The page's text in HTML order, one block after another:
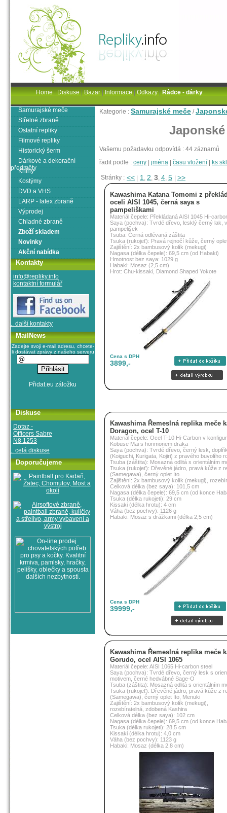
Kategorie : Samurajské meče /
Vašemu požadavku odpovídá : 44 záznamů
řadit podle : ceny jména času vložení ks
Stránky : << 1 , 2, 3, 4, 5 >>
Kawashima Katana Tomomi z
oceli AISI 1045, černá saya s
pampeliškami
Materiál čepele: Překládaná AISI 1045 Hi-
Saya (pochva): Tvrdé dřevo, lesklý černý lak,
pampelišek
Tsuba: Černá odlévaná záštita
Tsuka (rukojeť): Pravá rejnočí kůže, černý
Zajištění: 2x bambusový kolík (mekugi)
Nagasa (délka čepele): 69,5 cm (od Habaki)
Hmotnost bez saya: 1029 g
Habaki: Mosaz (2,5 cm)
Hrot: Chu-kissaki, Diamond Shaped Yokote
Cena s DPH
3899,-
Kawashima Řemeslná replika meče
Doragon, ocel T-10
Materiál čepele: Ocel T-10 Hi-Carbon v
Kobuse Mai s horimonem draka
Saya (pochva): Tvrdé dřevo, černý lesk,
(Koiguchi, Kurigata, Kojiri) z pravého buvolího
Tsuba (záštita): Mosazná odlitá s orientálním
Tsuka (rukojeť): Dřevěné jádro, pravá kůže z
(Samegawa), černý oplet Ito
Zajištění: 2x bambusový kolík (mekugi),
Celková délka (bez saya): 101,5 cm
Nagasa (délka čepele): 69,5 cm (od konce
Tsuka (délka rukojeti): 29 cm
Kissaki (délka hrotu): 4 cm
Váha (bez pochvy): 1126 g
Habaki: Mosaz s drážkami (délka 2,5 cm)
Cena s DPH
39999,-
Kawashima Řemeslná replika meče
Gorudo, ocel AISI 1065
Materiál čepele: AISI 1065 Hi-carbon steel
Saya (pochva): Tvrdé dřevo, černý lesk s
motivem, černé hedvábné Sage-O
Tsuba (záštita): Mosazná odlitá s orientálním
Tsuka (rukojeť): Dřevěné jádro, pravá kůže z
(Samegawa), černý oplet Ito, Menuki
Zajištění: 2x bambusový kolík (mekugi),
rozebíratelná, zdobená Kashira
Celková délka (bez saya): 102 cm
Nagasa (délka čepele): 69,5 cm (od konce
Tsuka (délka rukojeti): 28,5 cm
Kissaki (délka hrotu): 4,0 cm
Váha (bez pochvy): 1123 g
Habaki: Mosaz (délka 2,8 cm)
Samurajské meče
Střelné zbraně
Ostatní repliky
Filmové repliky
Historický šerm
Dárkové a dekorační
předměty
Knihy
Kostýmy
DVD a VHS
LARP - latex zbraně
Výprodej
Chladné zbraně
Zboží skladem
Novinky
Akční nabídka
Kontakty
info@repliky.info
kontaktní formulář
.. další kontakty
MailNews
Zadejte svoji e-mail adresu, chcete-
li dostávat zprávy z našeho serveru
Diskuse
Dotaz -
Officers Sabre
N8 1253
.. celá diskuse
Doporučujeme
Home|Diskuse|Bazar|Informace|Odkazy|Rádce - dárky